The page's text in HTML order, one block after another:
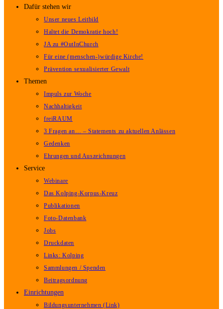
Dafür stehen wir
Unser neues Leitbild
Haltet die Demokratie hoch!
JA zu #OutInChurch
Für eine (menschen-)würdige Kirche!
Prävention sexualisierter Gewalt
Themen
Impuls zur Woche
Nachhaltigkeit
freiRAUM
3 Fragen an… – Statements zu aktuellen Anlässen
Gedenken
Ehrungen und Auszeichnungen
Service
Webinare
Das Kolping-Korpus-Kreuz
Publikationen
Foto-Datenbank
Jobs
Druckdaten
Links: Kolping
Sammlungen / Spenden
Beitragsordnung
Einrichtungen
Bildungsunternehmen (Link)